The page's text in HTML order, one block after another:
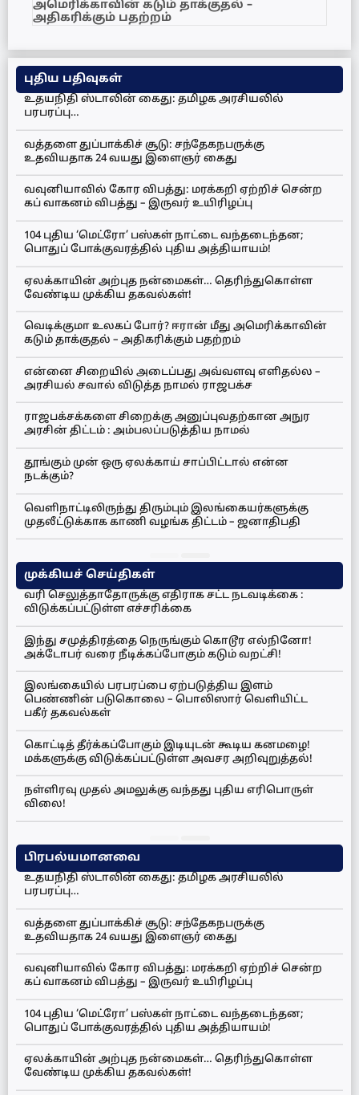
அமெரிக்காவின் கடும் தாக்குதல் –
அதிகரிக்கும் பதற்றம்
புதிய பதிவுகள்
உதயநிதி ஸ்டாலின் கைது: தமிழக அரசியலில்
பரபரப்பு…
வத்தளை துப்பாக்கிச் சூடு: சந்தேகநபருக்கு
உதவியதாக 24 வயது இளைஞர் கைது
வவுனியாவில் கோர விபத்து: மரக்கறி ஏற்றிச் சென்ற
கப் வாகனம் விபத்து – இருவர் உயிரிழப்பு
104 புதிய ‘மெட்ரோ’ பஸ்கள் நாட்டை வந்தடைந்தன;
பொதுப் போக்குவரத்தில் புதிய அத்தியாயம்!
ஏலக்காயின் அற்புத நன்மைகள்… தெரிந்துகொள்ள
வேண்டிய முக்கிய தகவல்கள்!
வெடிக்குமா உலகப் போர்? ஈரான் மீது அமெரிக்காவின்
கடும் தாக்குதல் – அதிகரிக்கும் பதற்றம்
என்னை சிறையில் அடைப்பது அவ்வளவு எளிதல்ல –
அரசியல் சவால் விடுத்த நாமல் ராஜபக்ச
ராஜபக்சக்களை சிறைக்கு அனுப்புவதற்கான அநுர
அரசின் திட்டம் : அம்பலப்படுத்திய நாமல்
தூங்கும் முன் ஒரு ஏலக்காய் சாப்பிட்டால் என்ன
நடக்கும்?
வெளிநாட்டிலிருந்து திரும்பும் இலங்கையர்களுக்கு
முதலீட்டுக்காக காணி வழங்க திட்டம் – ஜனாதிபதி
முக்கியச் செய்திகள்
வரி செலுத்தாதோருக்கு எதிராக சட்ட நடவடிக்கை :
விடுக்கப்பட்டுள்ள எச்சரிக்கை
இந்து சமுத்திரத்தை நெருங்கும் கொடூர எல்நினோ!
அக்டோபர் வரை நீடிக்கப்போகும் கடும் வறட்சி!
இலங்கையில் பரபரப்பை ஏற்படுத்திய இளம்
பெண்ணின் படுகொலை – பொலிஸார் வெளியிட்ட
பகீர் தகவல்கள்
கொட்டித் தீர்க்கப்போகும் இடியுடன் கூடிய கனமழை!
மக்களுக்கு விடுக்கப்பட்டுள்ள அவசர அறிவுறுத்தல்!
நள்ளிரவு முதல் அமலுக்கு வந்தது புதிய எரிபொருள்
விலை!
பிரபல்யமானவை
உதயநிதி ஸ்டாலின் கைது: தமிழக அரசியலில்
பரபரப்பு…
வத்தளை துப்பாக்கிச் சூடு: சந்தேகநபருக்கு
உதவியதாக 24 வயது இளைஞர் கைது
வவுனியாவில் கோர விபத்து: மரக்கறி ஏற்றிச் சென்ற
கப் வாகனம் விபத்து – இருவர் உயிரிழப்பு
104 புதிய ‘மெட்ரோ’ பஸ்கள் நாட்டை வந்தடைந்தன;
பொதுப் போக்குவரத்தில் புதிய அத்தியாயம்!
ஏலக்காயின் அற்புத நன்மைகள்… தெரிந்துகொள்ள
வேண்டிய முக்கிய தகவல்கள்!